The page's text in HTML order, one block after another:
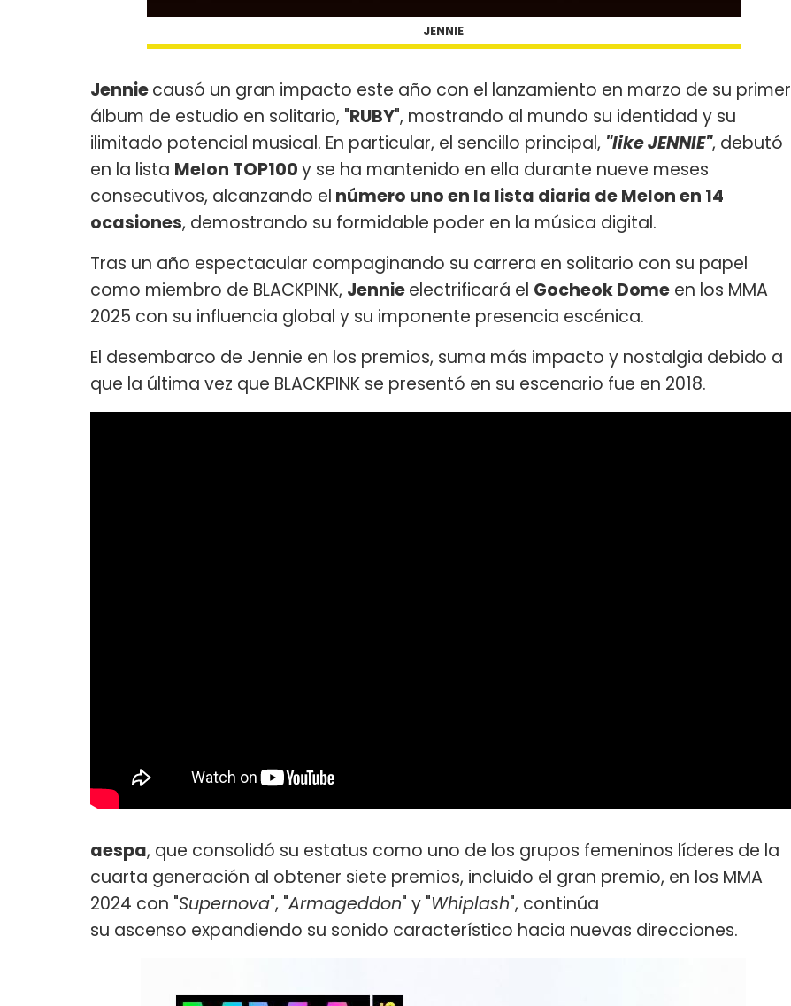
JENNIE
Jenniecausó un gran impacto este año con el lanzamiento en marzo de su primer
álbum de estudio en solitario, "RUBY", mostrando al mundo su identidad y su
ilimitado potencial musical. En particular, el sencillo principal, "like JENNIE", debutó
en la lista Melon TOP100y se ha mantenido en ella durante nueve meses
consecutivos, alcanzando el número uno en la lista diaria de Melon en 14
ocasiones, demostrando su formidable poder en la música digital.
Tras un año espectacular compaginando su carrera en solitario con su papel
como miembro de BLACKPINK, Jennieelectrificará el Gocheok Dome en los MMA
2025 con su influencia global y su imponente presencia escénica.
El desembarco de Jennie en los premios, suma más impacto y nostalgia debido a
que la última vez que BLACKPINK se presentó en su escenario fue en 2018.
aespa, que consolidó su estatus como uno de los grupos femeninos líderes de la
cuarta generación al obtener siete premios, incluido el gran premio, en los MMA
2024 con "Supernova", "Armageddon" y "Whiplash", continúa
su ascenso expandiendo su sonido característico hacia nuevas direcciones.